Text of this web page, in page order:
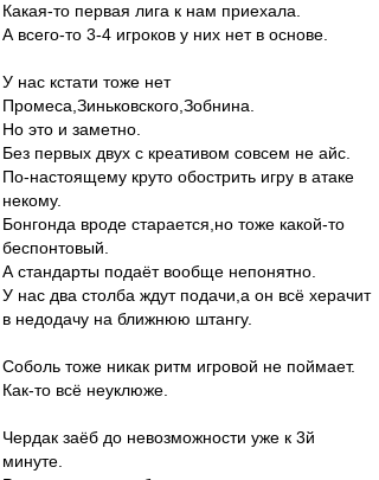
Какая-то первая лига к нам приехала.
А всего-то 3-4 игроков у них нет в основе.
У нас кстати тоже нет
Промеса,Зиньковского,Зобнина.
Но это и заметно.
Без первых двух с креативом совсем не айс.
По-настоящему круто обострить игру в атаке
некому.
Бонгонда вроде старается,но тоже какой-то
беспонтовый.
А стандарты подаёт вообще непонятно.
У нас два столба ждут подачи,а он всё херачит
в недодачу на ближнюю штангу.
Соболь тоже никак ритм игровой не поймает.
Как-то всё неуклюже.
Чердак заёб до невозможности уже к 3й
минуте.